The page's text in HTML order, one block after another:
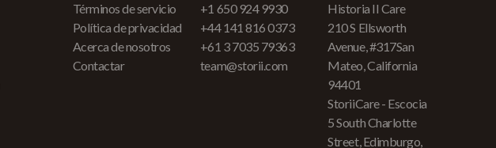
Términos de servicio
Política de privacidad
Acerca de nosotros
Contactar
+1 650 924 9930
+44 141 816 0373
+61 3 7035 79363
team@storii.com
Historia II Care
210 S Ellsworth
Avenue, #317San
Mateo, California
94401
StoriiCare - Escocia
5 South Charlotte
Street, Edimburgo,